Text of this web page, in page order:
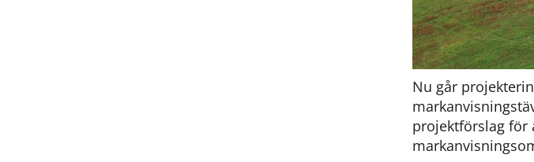
Nu går
projektförslag för